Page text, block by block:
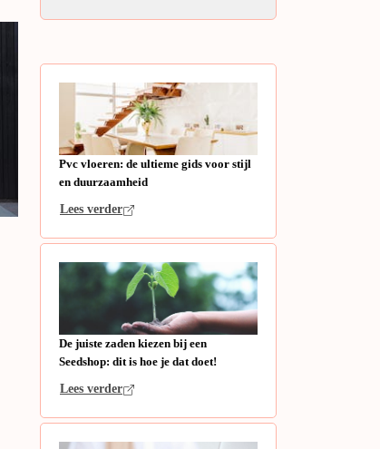
Pvc vloeren: de ultieme gids voor stijl
en duurzaamheid
Lees verder
De juiste zaden kiezen bij een
Seedshop: dit is hoe je dat doet!
Lees verder